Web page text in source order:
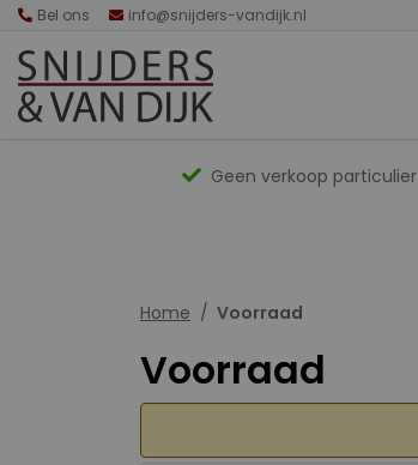
Bel ons info@snijders-vandijk.nl
Geen verkoop particulier
Home Voorraad
Voorraad